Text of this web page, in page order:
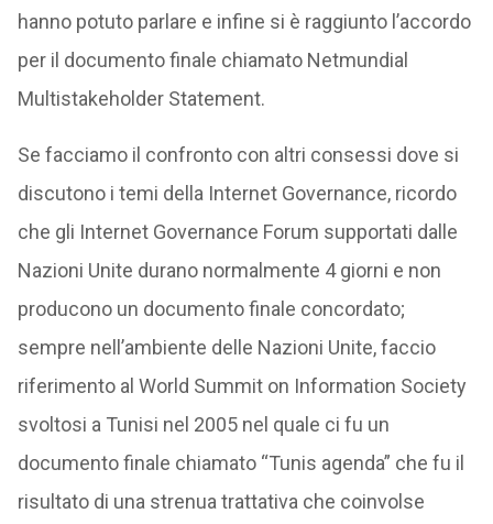
hanno potuto parlare e infine si è raggiunto l’accordo
per il documento finale chiamato Netmundial
Multistakeholder Statement.
Se facciamo il confronto con altri consessi dove si
discutono i temi della Internet Governance, ricordo
che gli Internet Governance Forum supportati dalle
Nazioni Unite durano normalmente 4 giorni e non
producono un documento finale concordato;
sempre nell’ambiente delle Nazioni Unite, faccio
riferimento al World Summit on Information Society
svoltosi a Tunisi nel 2005 nel quale ci fu un
documento finale chiamato “Tunis agenda” che fu il
risultato di una strenua trattativa che coinvolse